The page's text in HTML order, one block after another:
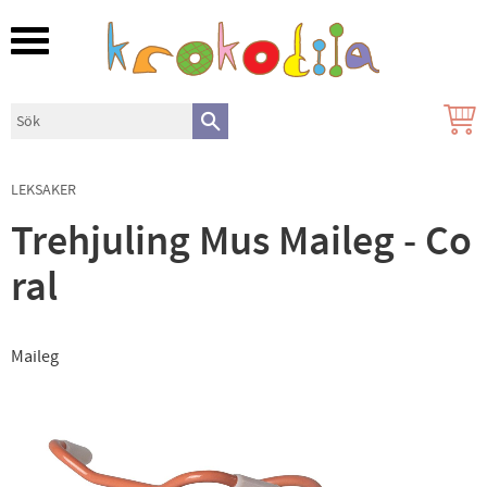
Meny
LEKSAKER
Trehjuling Mus Maileg - Co
ral
Maileg